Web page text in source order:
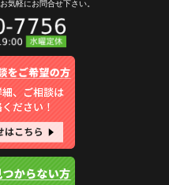
お気軽にお問合せ下さい。